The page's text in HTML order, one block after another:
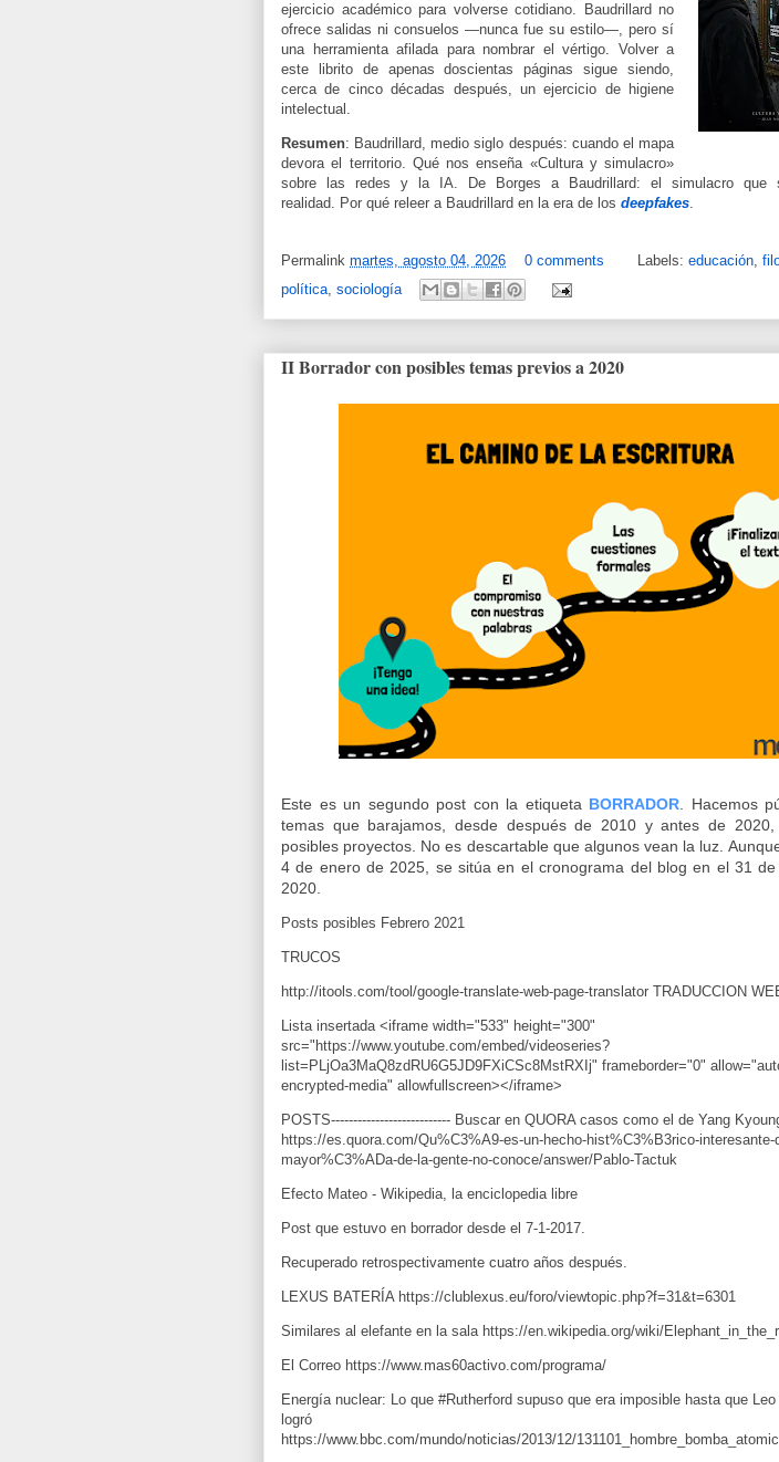
ejercicio académico para volverse cotidiano. Baudrillard no
ofrece salidas ni consuelos —nunca fue su estilo—, pero sí
una herramienta afilada para nombrar el vértigo. Volver a
este librito de apenas doscientas páginas sigue siendo,
cerca de cinco décadas después, un ejercicio de higiene
intelectual.
Resumen: Baudrillard, medio siglo después: cuando el mapa
devora el territorio. Qué nos enseña «Cultura y simulacro»
sobre las redes y la IA.
De Borges a Baudrillard: el simulacro que
realidad. Por qué releer a Baudrillard en la era de los deepfakes.
Permalink martes, agosto 04, 2026 0 comments Labels: educación
política sociología
II Borrador con posibles temas previos a 2020
Este es un segundo post con la etiqueta BORRADOR. Hacemos
temas que barajamos, desde después de 2010 y antes de
posibles proyectos. No es descartable que algunos vean la luz.
4 de enero de 2025, se sitúa en el cronograma del blog en el 31 de
2020.
Posts posibles Febrero 2021
Lista insertada <iframe width="533" height="300"
src="https://www.youtube.com/embed/videoseries?
list=PLjOa3MaQ8zdRU6G5JD9FXiCSc8MstRXIj" frameborder="0"
encrypted-media" allowfullscreen></iframe>
https://es.quora.com/Qu%C3%A9-es-un-hecho-hist%C3%B3rico-interesante-
mayor%C3%ADa-de-la-gente-no-conoce/answer/Pablo-Tactuk
Recuperado retrospectivamente cuatro años después.
LEXUS BATERÍA https://clublexus.eu/foro/viewtopic.php?f=31&t=6301
El Correo https://www.mas60activo.com/programa/
Energía nuclear: Lo que #Rutherford supuso que era imposible hasta que Leo
logró